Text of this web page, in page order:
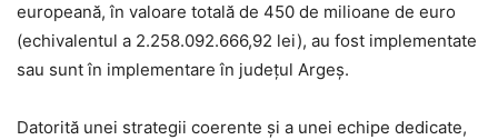
europeană, în valoare totală de 450 de milioane de euro
(echivalentul a 2.258.092.666,92 lei), au fost implementate
sau sunt în implementare în județul Argeș.
Datorită unei strategii coerente și a unei echipe dedicate,